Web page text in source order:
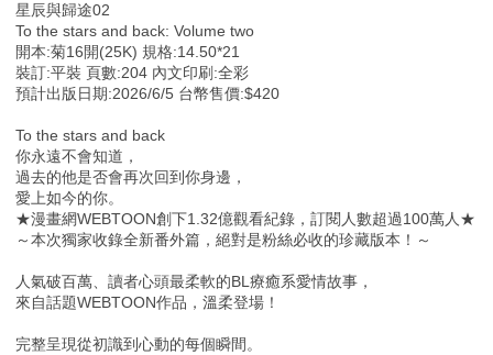
星辰與歸途02
To the stars and back: Volume two
開本:菊16開(25K) 規格:14.50*21
裝訂:平裝 頁數:204 內文印刷:全彩
預計出版日期:2026/6/5 台幣售價:$420
To the stars and back
你永遠不會知道，
過去的他是否會再次回到你身邊，
愛上如今的你。
★漫畫網WEBTOON創下1.32億觀看紀錄，訂閱人數超過100萬人★
～本次獨家收錄全新番外篇，絕對是粉絲必收的珍藏版本！～
人氣破百萬、讀者心頭最柔軟的BL療癒系愛情故事，
來自話題WEBTOON作品，溫柔登場！
完整呈現從初識到心動的每個瞬間。